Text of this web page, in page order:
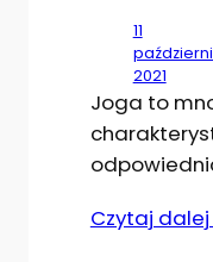
11
2021
Joga to
Czytaj dalej